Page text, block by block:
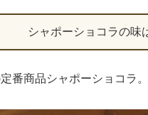
シャポーショコラの味
番商品シャポーショコラ。